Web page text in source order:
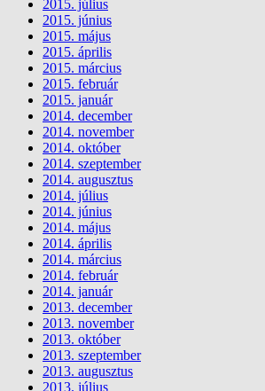
2015. július
2015. június
2015. május
2015. április
2015. március
2015. február
2015. január
2014. december
2014. november
2014. október
2014. szeptember
2014. augusztus
2014. július
2014. június
2014. május
2014. április
2014. március
2014. február
2014. január
2013. december
2013. november
2013. október
2013. szeptember
2013. augusztus
2013. július